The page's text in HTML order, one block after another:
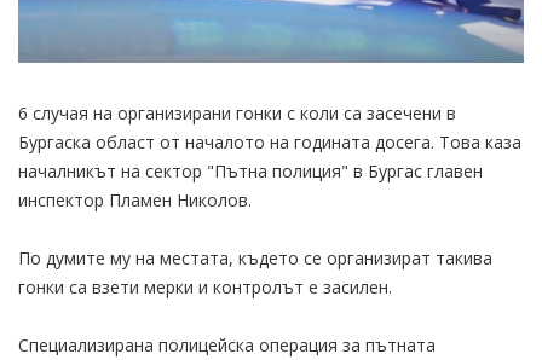
6 случая на организирани гонки с коли са засечени в
Бургаска област от началото на годината досега. Това каза
началникът на сектор "Пътна полиция" в Бургас главен
инспектор Пламен Николов.
По думите му на местата, където се организират такива
гонки са взети мерки и контролът е засилен.
Специализирана полицейска операция за пътната